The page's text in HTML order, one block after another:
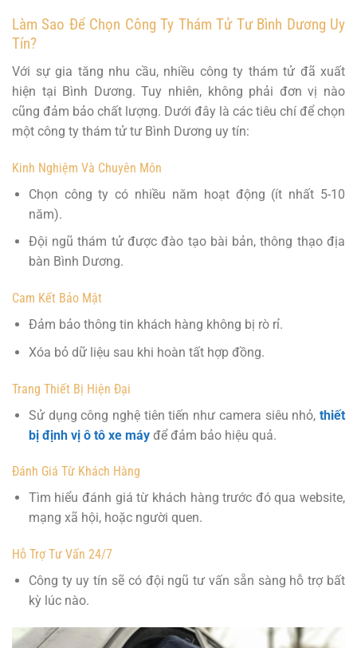
Làm Sao Để Chọn Công Ty Thám Tử Tư Bình Dương Uy
Tín?
Với sự gia tăng nhu cầu, nhiều công ty thám tử đã xuất
hiện tại Bình Dương. Tuy nhiên, không phải đơn vị nào
cũng đảm bảo chất lượng. Dưới đây là các tiêu chí để chọn
một công ty thám tử tư Bình Dương uy tín:
Kinh Nghiệm Và Chuyên Môn
Chọn công ty có nhiều năm hoạt động (ít nhất 5-10
năm).
Đội ngũ thám tử được đào tạo bài bản, thông thạo địa
bàn Bình Dương.
Cam Kết Bảo Mật
Đảm bảo thông tin khách hàng không bị rò rỉ.
Xóa bỏ dữ liệu sau khi hoàn tất hợp đồng.
Trang Thiết Bị Hiện Đại
Sử dụng công nghệ tiên tiến như camera siêu nhỏ, thiết
bị định vị ô tô xe máyđể đảm bảo hiệu quả.
Đánh Giá Từ Khách Hàng
Tìm hiểu đánh giá từ khách hàng trước đó qua website,
mạng xã hội, hoặc người quen.
Hỗ Trợ Tư Vấn 24/7
Công ty uy tín sẽ có đội ngũ tư vấn sẵn sàng hỗ trợ bất
kỳ lúc nào.